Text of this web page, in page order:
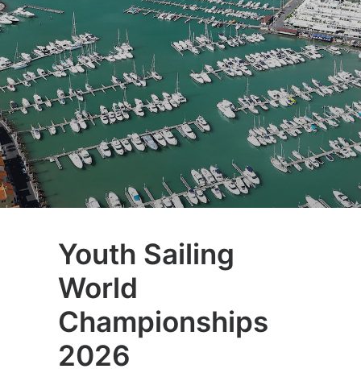
Youth Sailing
World
Championships
2026